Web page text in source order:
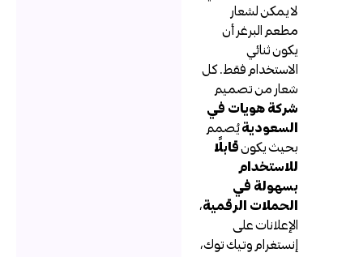
لا يمكن لشعار
مطعم البرغر أن
يكون ثنائي
الاستخدام فقط. كل
شعار من تصميم
شركة هويات في
السعوديةيُصمم
بحيث يكونقابلًا
للاستخدام
بسهولة في
الحملات الرقمية،
الإعلانات على
إنستغرام وتيك توك،